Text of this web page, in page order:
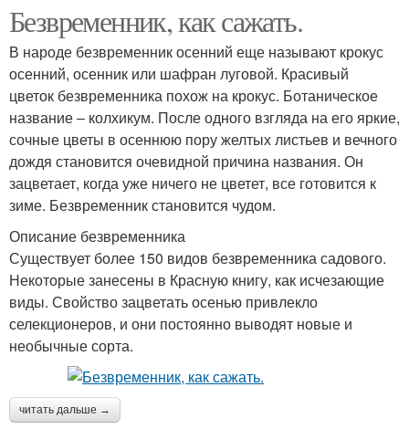
Безвременник, как сажать.
В народе безвременник осенний еще называют крокус
осенний, осенник или шафран луговой. Красивый
цветок безвременника похож на крокус. Ботаническое
название – колхикум. После одного взгляда на его яркие,
сочные цветы в осеннюю пору желтых листьев и вечного
дождя становится очевидной причина названия. Он
зацветает, когда уже ничего не цветет, все готовится к
зиме. Безвременник становится чудом.
Описание безвременника
Существует более 150 видов безвременника садового.
Некоторые занесены в Красную книгу, как исчезающие
виды. Свойство зацветать осенью привлекло
селекционеров, и они постоянно выводят новые и
необычные сорта.
читать дальше →